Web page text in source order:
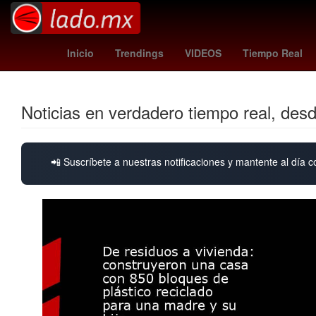
Inicio Trendings VIDEOS Tiempo Real
Brasil Semana Santa messi edad Nueva
Noticias en verdadero tiempo real,
📲 Suscríbete a nuestras notificaciones y mantente al día